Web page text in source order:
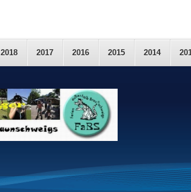
2018 2017 2016 2015 2014